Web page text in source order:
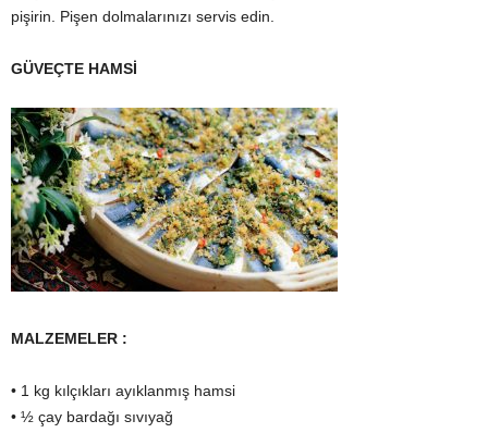
pişirin. Pişen dolmalarınızı servis edin.
GÜVEÇTE HAMSİ
MALZEMELER :
• 1 kg kılçıkları ayıklanmış hamsi
• ½ çay bardağı sıvıyağ